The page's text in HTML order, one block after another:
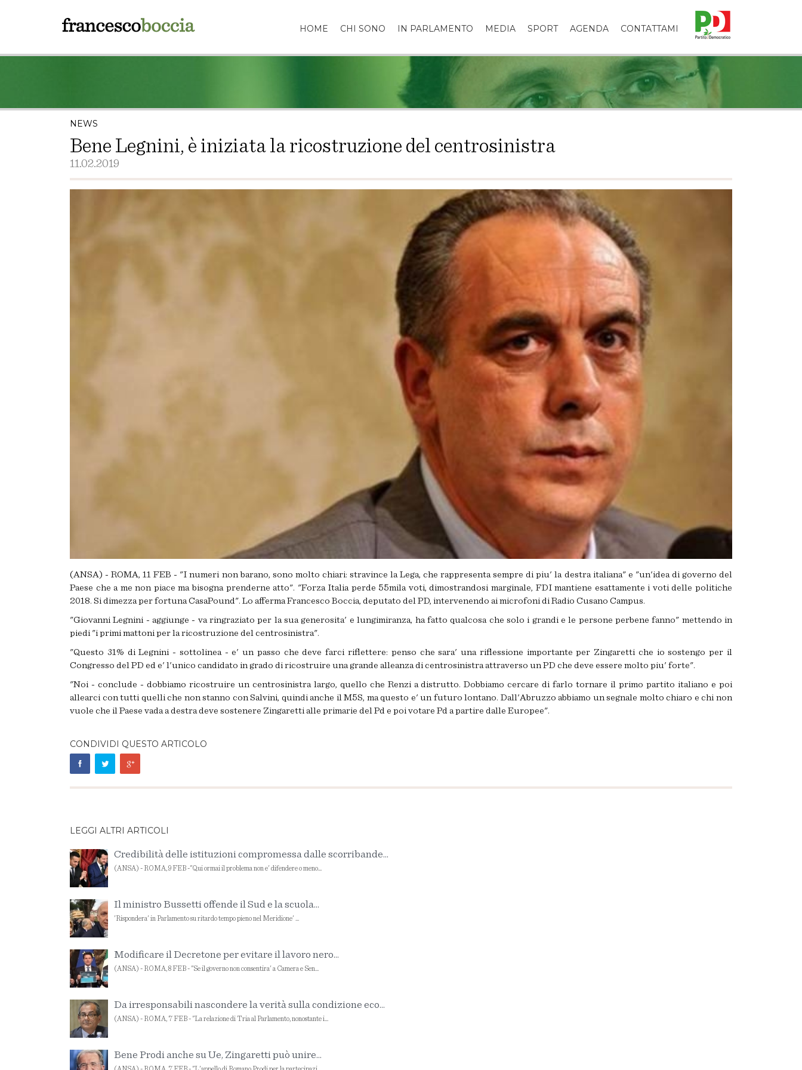
HOME CHI SONO IN PARLAMENTO MEDIA SPORT AGENDA CONTATTAMI
NEWS
Bene Legnini, è iniziata la ricostruzione del centrosinistra
11.02.2019
(ANSA) - ROMA, 11 FEB - "I numeri non barano, sono molto chiari: stravince la Lega, che rappresenta sempre di piu' la destra italiana" e "un'idea di governo del
Paese che a me non piace ma bisogna prenderne atto". "Forza Italia perde 55mila voti, dimostrandosi marginale, FDI mantiene esattamente i voti delle politiche
2018. Si dimezza per fortuna CasaPound". Lo afferma Francesco Boccia, deputato del PD, intervenendo ai microfoni di Radio Cusano Campus.
"Giovanni Legnini - aggiunge - va ringraziato per la sua generosita' e lungimiranza, ha fatto qualcosa che solo i grandi e le persone perbene fanno" mettendo in
piedi "i primi mattoni per la ricostruzione del centrosinistra".
"Questo 31% di Legnini - sottolinea - e' un passo che deve farci riflettere: penso che sara' una riflessione importante per Zingaretti che io sostengo per il
Congresso del PD ed e' l'unico candidato in grado di ricostruire una grande alleanza di centrosinistra attraverso un PD che deve essere molto piu' forte".
"Noi - conclude - dobbiamo ricostruire un centrosinistra largo, quello che Renzi a distrutto. Dobbiamo cercare di farlo tornare il primo partito italiano e poi
allearci con tutti quelli che non stanno con Salvini, quindi anche il M5S, ma questo e' un futuro lontano. Dall'Abruzzo abbiamo un segnale molto chiaro e chi non
vuole che il Paese vada a destra deve sostenere Zingaretti alle primarie del Pd e poi votare Pd a partire dalle Europee".
CONDIVIDI QUESTO ARTICOLO
LEGGI ALTRI ARTICOLI
Credibilità delle istituzioni compromessa dalle scorribande...
(ANSA) - ROMA, 9 FEB -"Qui ormai il problema non e' difendere o meno...
Il ministro Bussetti offende il Sud e la scuola...
'Rispondera' in Parlamento su ritardo tempo pieno nel Meridione' ...
Modificare il Decretone per evitare il lavoro nero...
(ANSA) - ROMA, 8 FEB - "Se il governo non consentira' a Camera e Sen...
Da irresponsabili nascondere la verità sulla condizione eco...
(ANSA) - ROMA, 7 FEB - "La relazione di Tria al Parlamento, nonostante i...
Bene Prodi anche su Ue, Zingaretti può unire...